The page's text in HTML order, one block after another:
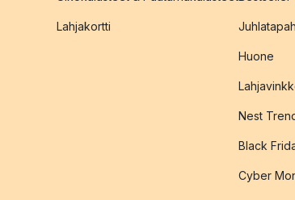
Lahjakortti
Huone
Nest
Black
Cyber